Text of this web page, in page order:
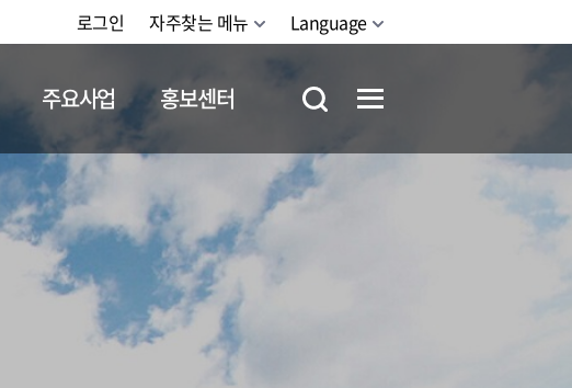
로그인 자주찾는 메뉴 Language
정보
주요사업 홍보센터